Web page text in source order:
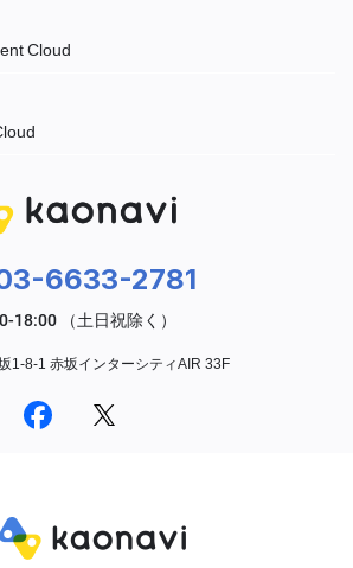
Cloud
6633-2781
1-8-1 赤坂インターシティAIR 33F